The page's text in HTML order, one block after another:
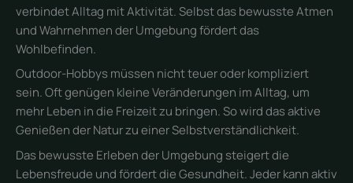
verbindet Alltag mit Aktivität. Selbst das bewusste Atmen
und Wahrnehmen der Umgebung fördert das
Wohlbefinden.
Outdoor-Hobbys müssen nicht teuer oder kompliziert
sein. Oft genügen kleine Veränderungen im Alltag, um
mehr Leben in die Freizeit zu bringen. So wird das aktive
Genießen der Natur zu einer Selbstverständlichkeit.
Das bewusste Erleben der Umgebung steigert die
Lebensfreude und fördert die Gesundheit. Jeder kann aktiv